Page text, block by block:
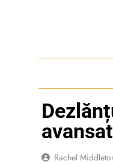
Rachel